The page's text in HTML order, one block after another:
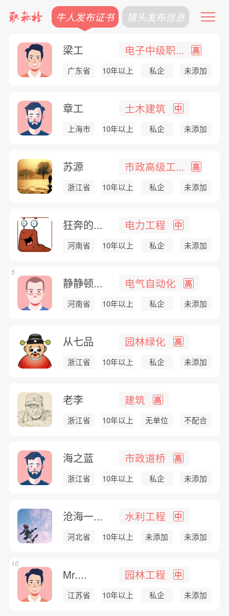
牛人发布证书 猎头发布信息
梁工 电子中级职... 高
广东省 10年以上 私企 未添加
章工 土木建筑 中
上海市 10年以上 私企 未添加
苏源 市政高级工... 高
浙江省 10年以上 私企 未添加
狂奔的... 电力工程 中
河南省 10年以上 私企 未添加
静静顿... 电气自动化 高
河南省 10年以上 私企 未添加
5
从七品 园林绿化 高
浙江省 10年以上 私企 未添加
老李 建筑 高
浙江省 10年以上 无单位 不配合
海之蓝 市政道桥 高
浙江省 10年以上 私企 未添加
沧海一... 水利工程 中
河北省 10年以上 未添加 未添加
Mr.... 园林工程 中
江苏省 10年以上 私企 未添加
10